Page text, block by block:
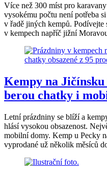
Více než 300 míst pro
vysokému počtu není potřeba
v řadě jiných kempů. Podívejte
v kempech napříč jižní
Kempy na
berou chatky i
Letní prázdniny se blíží a
hlásí vysokou obsazenost.
mobilní domy. Kemp u Pecky
vyprodané už několik měsíců